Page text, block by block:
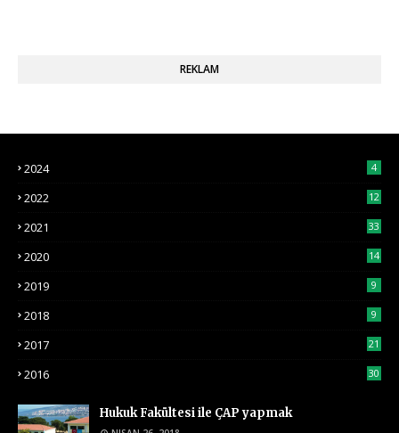
REKLAM
2024 4
2022 12
2021 33
2020 14
2019 9
2018 9
2017 21
2016 30
Hukuk Fakültesi ile ÇAP yapmak